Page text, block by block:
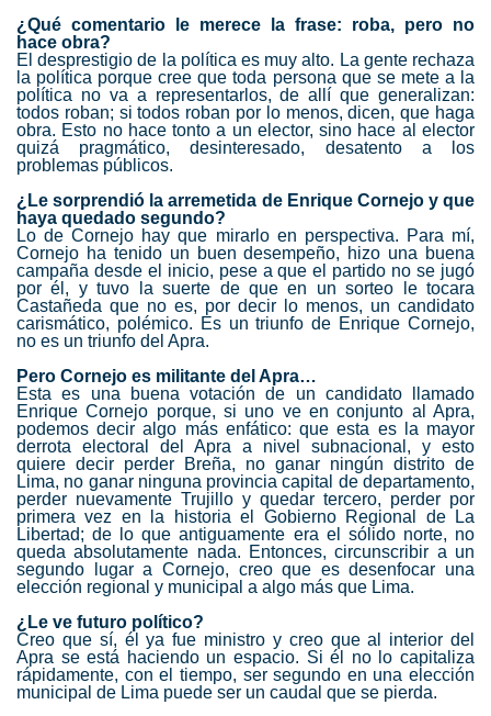
¿Qué comentario le merece la frase: roba, pero no
hace obra?
El desprestigio de la política es muy alto. La gente rechaza
la política porque cree que toda persona que se mete a la
política no va a representarlos, de allí que generalizan:
todos roban; si todos roban por lo menos, dicen, que haga
obra. Esto no hace tonto a un elector, sino hace al elector
quizá pragmático, desinteresado, desatento a los
problemas públicos.
¿Le sorprendió la arremetida de Enrique Cornejo y que
haya quedado segundo?
Lo de Cornejo hay que mirarlo en perspectiva. Para mí,
Cornejo ha tenido un buen desempeño, hizo una buena
campaña desde el inicio, pese a que el partido no se jugó
por él, y tuvo la suerte de que en un sorteo le tocara
Castañeda que no es, por decir lo menos, un candidato
carismático, polémico. Es un triunfo de Enrique Cornejo,
no es un triunfo del Apra.
Pero Cornejo es militante del Apra…
Esta es una buena votación de un candidato llamado
Enrique Cornejo porque, si uno ve en conjunto al Apra,
podemos decir algo más enfático: que esta es la mayor
derrota electoral del Apra a nivel subnacional, y esto
quiere decir perder Breña, no ganar ningún distrito de
Lima, no ganar ninguna provincia capital de departamento,
perder nuevamente Trujillo y quedar tercero, perder por
primera vez en la historia el Gobierno Regional de La
Libertad; de lo que antiguamente era el sólido norte, no
queda absolutamente nada. Entonces, circunscribir a un
segundo lugar a Cornejo, creo que es desenfocar una
elección regional y municipal a algo más que Lima.
¿Le ve futuro político?
Creo que sí, él ya fue ministro y creo que al interior del
Apra se está haciendo un espacio. Si él no lo capitaliza
rápidamente, con el tiempo, ser segundo en una elección
municipal de Lima puede ser un caudal que se pierda.